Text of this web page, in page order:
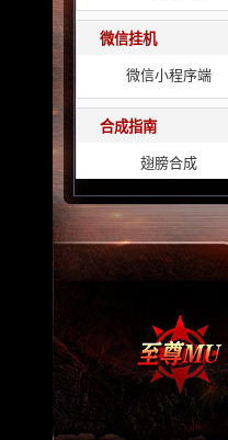
微信挂机
微信小程序端
合成指南
翅膀合成
黑王马与天鹰合成
炎狼兽合成
再生与进化宝石
套装大全
镶宝装备
成长系统